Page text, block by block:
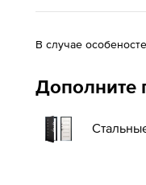
В случае
Дополните